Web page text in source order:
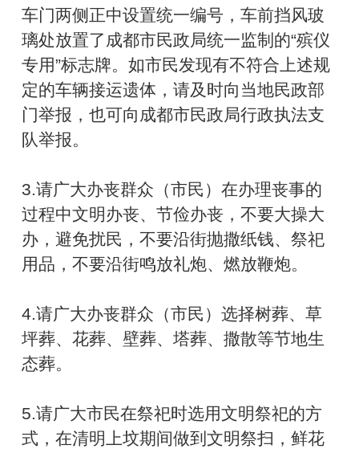
车门两侧正中设置统一编号，车前挡风玻
璃处放置了成都市民政局统一监制的“殡仪
专用”标志牌。如市民发现有不符合上述规
定的车辆接运遗体，请及时向当地民政部
门举报，也可向成都市民政局行政执法支
队举报。
3.请广大办丧群众（市民）在办理丧事的
过程中文明办丧、节俭办丧，不要大操大
办，避免扰民，不要沿街抛撒纸钱、祭祀
用品，不要沿街鸣放礼炮、燃放鞭炮。
4.请广大办丧群众（市民）选择树葬、草
坪葬、花葬、壁葬、塔葬、撒散等节地生
态葬。
5.请广大市民在祭祀时选用文明祭祀的方
式，在清明上坟期间做到文明祭扫，鲜花